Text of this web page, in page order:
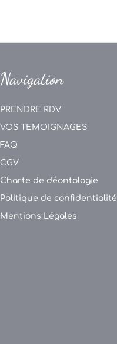
Navigation
PRENDRE RDV
VOS TEMOIGNAGES
FAQ
CGV
Charte de déontologie
Politique de confidentialité
Mentions Légales